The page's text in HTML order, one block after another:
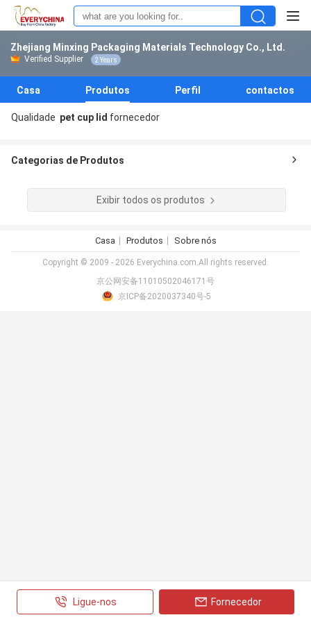
Zhejiang Minxing Packaging Materials Technology Co., Ltd.
Verified Supplier 2 Years
Casa Produtos Perfil contactos
Qualidade pet cup lid fornecedor
Categorias de Produtos
Exibir todos os produtos
Ligue-nos Fornecedor
Casa Produtos Sobre nós
Copyright © 2009 - 2026 Everychina.com.All rights reserved.
京公网安备11010502046171号
京ICP备2020037340号-5